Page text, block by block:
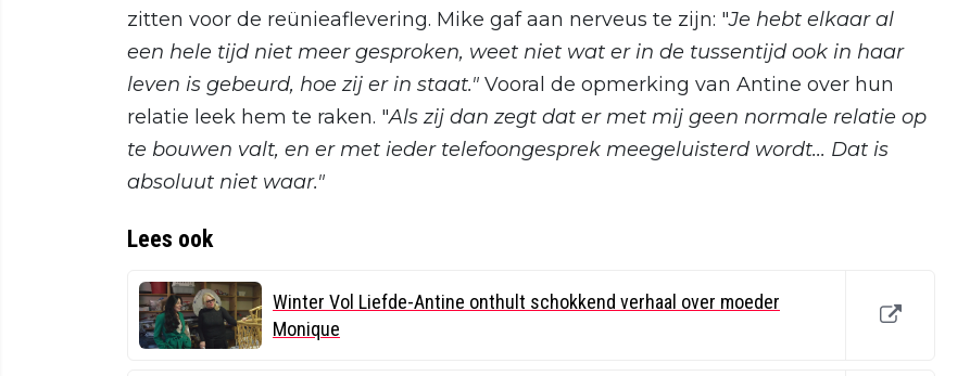
zitten voor de reünieaflevering. Mike gaf aan nerveus te zijn: "Je hebt elkaar al
een hele tijd niet meer gesproken, weet niet wat er in de tussentijd ook in haar
leven is gebeurd, hoe zij er in staat." Vooral de opmerking van Antine over hun
relatie leek hem te raken. "Als zij dan zegt dat er met mij geen normale relatie op
te bouwen valt, en er met ieder telefoongesprek meegeluisterd wordt... Dat is
absoluut niet waar."
Lees ook
Winter Vol Liefde-Antine onthult schokkend verhaal over moeder
Monique